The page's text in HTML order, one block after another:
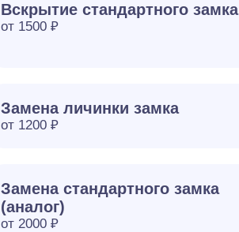
Вскрытие стандартного замка
от 1500 ₽
Замена личинки замка
от 1200 ₽
Замена стандартного замка
(аналог)
от 2000 ₽